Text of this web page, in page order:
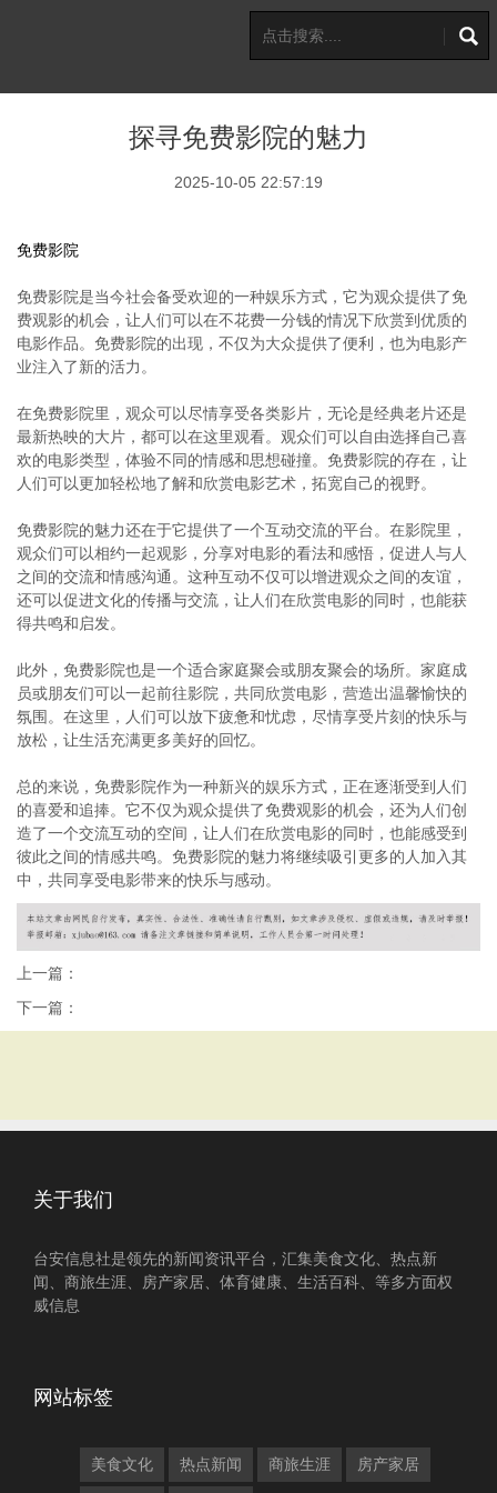
探寻免费影院的魅力
2025-10-05 22:57:19
免费影院
免费影院是当今社会备受欢迎的一种娱乐方式，它为观众提供了免
费观影的机会，让人们可以在不花费一分钱的情况下欣赏到优质的
电影作品。免费影院的出现，不仅为大众提供了便利，也为电影产
业注入了新的活力。
在免费影院里，观众可以尽情享受各类影片，无论是经典老片还是
最新热映的大片，都可以在这里观看。观众们可以自由选择自己喜
欢的电影类型，体验不同的情感和思想碰撞。免费影院的存在，让
人们可以更加轻松地了解和欣赏电影艺术，拓宽自己的视野。
免费影院的魅力还在于它提供了一个互动交流的平台。在影院里，
观众们可以相约一起观影，分享对电影的看法和感悟，促进人与人
之间的交流和情感沟通。这种互动不仅可以增进观众之间的友谊，
还可以促进文化的传播与交流，让人们在欣赏电影的同时，也能获
得共鸣和启发。
此外，免费影院也是一个适合家庭聚会或朋友聚会的场所。家庭成
员或朋友们可以一起前往影院，共同欣赏电影，营造出温馨愉快的
氛围。在这里，人们可以放下疲惫和忧虑，尽情享受片刻的快乐与
放松，让生活充满更多美好的回忆。
总的来说，免费影院作为一种新兴的娱乐方式，正在逐渐受到人们
的喜爱和追捧。它不仅为观众提供了免费观影的机会，还为人们创
造了一个交流互动的空间，让人们在欣赏电影的同时，也能感受到
彼此之间的情感共鸣。免费影院的魅力将继续吸引更多的人加入其
中，共同享受电影带来的快乐与感动。
上一篇：
下一篇：
关于我们
台安信息社是领先的新闻资讯平台，汇集美食文化、热点新
闻、商旅生涯、房产家居、体育健康、生活百科、等多方面权
威信息
网站标签
美食文化 热点新闻 商旅生涯 房产家居